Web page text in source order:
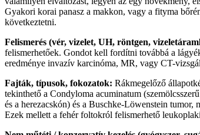
Gyakori korai panasz a makkon, vagy a fityma
következtetni.
Felismerés (vér, vizelet, UH, röntgen,
felismerhetőek. Gondot kell fordítni továbbá a
eredménye invazív karcinóma, MR, vagy CT-
Fajták, típusok, fokozatok: Rákmegelőző
tekinthető a Condyloma acuminatum
és a herezacskón) és a Buschke-Löwenstein
Ezek mellett a fehér foltokról felismerhető